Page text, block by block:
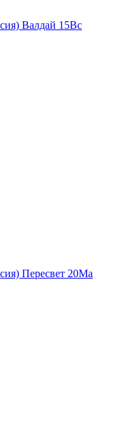
Валдай 15Вс
Пересвет 20Ма